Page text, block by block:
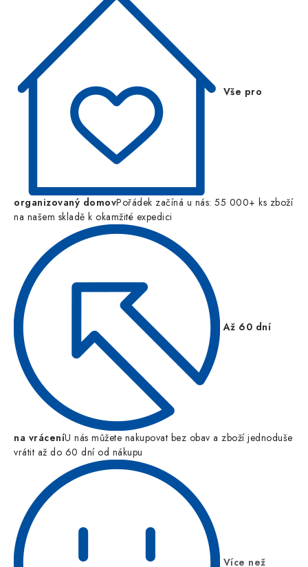
Vše pro
organizovaný domovPořádek začíná u nás: 55 000+ ks zboží
na našem skladě k okamžité expedici
Až 60 dní
na vráceníU nás můžete nakupovat bez obav a zboží jednoduše
vrátit až do 60 dní od nákupu
Více než